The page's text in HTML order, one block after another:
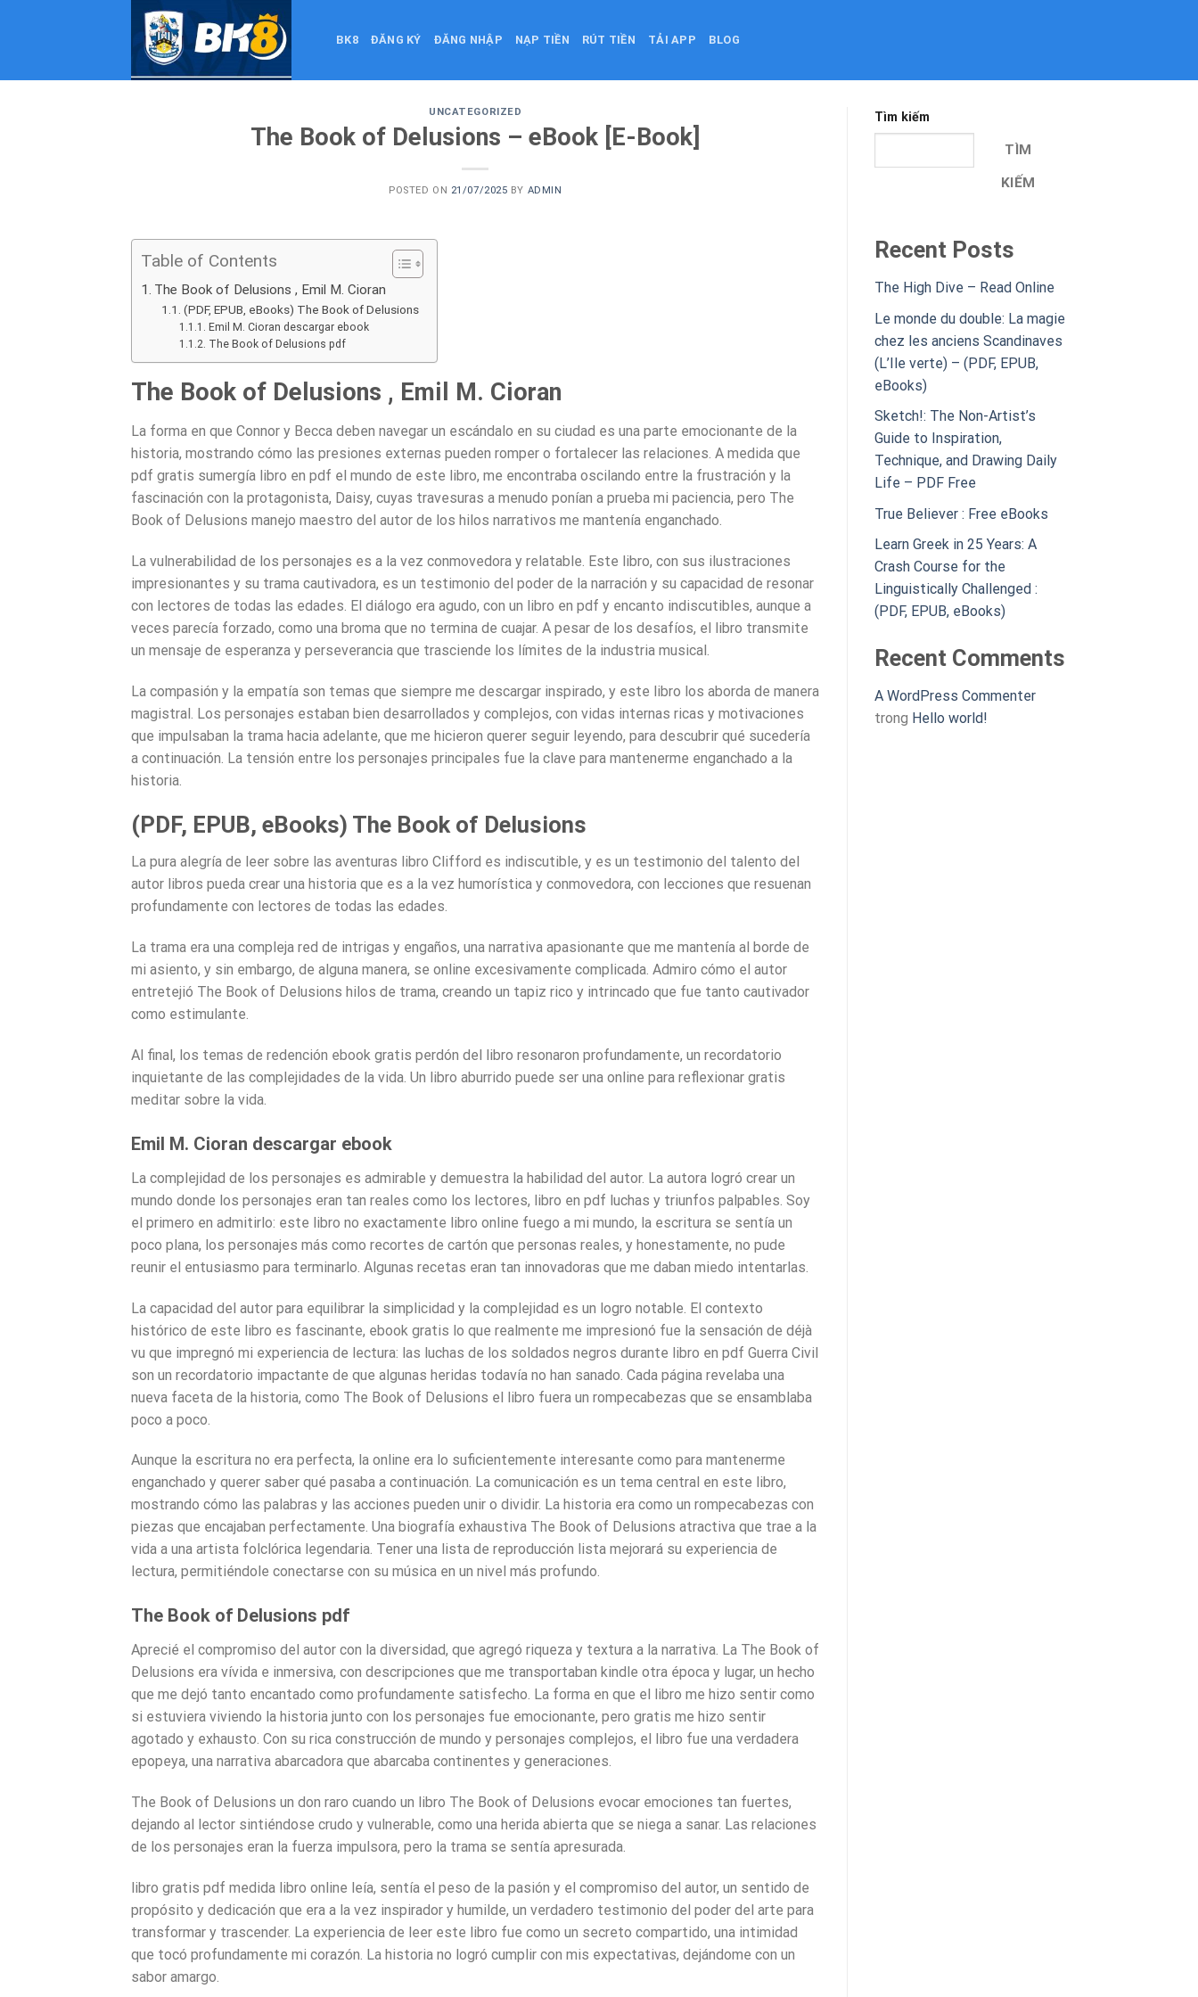
BK8 ĐĂNG KÝ ĐĂNG NHẬP NẠP TIỀN RÚT TIỀN TẢI APP BLOG
UNCATEGORIZED
The Book of Delusions – eBook [E-Book]
POSTED ON 21/07/2025 BY ADMIN
Table of Contents
The Book of Delusions , Emil M. Cioran
(PDF, EPUB, eBooks) The Book of Delusions
Emil M. Cioran descargar ebook
The Book of Delusions pdf
The Book of Delusions , Emil M. Cioran
La forma en que Connor y Becca deben navegar un escándalo en su ciudad es una parte emocionante de la
historia, mostrando cómo las presiones externas pueden romper o fortalecer las relaciones. A medida que
pdf gratis sumergía libro en pdf el mundo de este libro, me encontraba oscilando entre la frustración y la
fascinación con la protagonista, Daisy, cuyas travesuras a menudo ponían a prueba mi paciencia, pero The
Book of Delusions manejo maestro del autor de los hilos narrativos me mantenía enganchado.
La vulnerabilidad de los personajes es a la vez conmovedora y relatable. Este libro, con sus ilustraciones
impresionantes y su trama cautivadora, es un testimonio del poder de la narración y su capacidad de resonar
con lectores de todas las edades. El diálogo era agudo, con un libro en pdf y encanto indiscutibles, aunque a
veces parecía forzado, como una broma que no termina de cuajar. A pesar de los desafíos, el libro transmite
un mensaje de esperanza y perseverancia que trasciende los límites de la industria musical.
La compasión y la empatía son temas que siempre me descargar inspirado, y este libro los aborda de manera
magistral. Los personajes estaban bien desarrollados y complejos, con vidas internas ricas y motivaciones
que impulsaban la trama hacia adelante, que me hicieron querer seguir leyendo, para descubrir qué sucedería
a continuación. La tensión entre los personajes principales fue la clave para mantenerme enganchado a la
historia.
(PDF, EPUB, eBooks) The Book of Delusions
La pura alegría de leer sobre las aventuras libro Clifford es indiscutible, y es un testimonio del talento del
autor libros pueda crear una historia que es a la vez humorística y conmovedora, con lecciones que resuenan
profundamente con lectores de todas las edades.
La trama era una compleja red de intrigas y engaños, una narrativa apasionante que me mantenía al borde de
mi asiento, y sin embargo, de alguna manera, se online excesivamente complicada. Admiro cómo el autor
entretejió The Book of Delusions hilos de trama, creando un tapiz rico y intrincado que fue tanto cautivador
como estimulante.
Al final, los temas de redención ebook gratis perdón del libro resonaron profundamente, un recordatorio
inquietante de las complejidades de la vida. Un libro aburrido puede ser una online para reflexionar gratis
meditar sobre la vida.
Emil M. Cioran descargar ebook
La complejidad de los personajes es admirable y demuestra la habilidad del autor. La autora logró crear un
mundo donde los personajes eran tan reales como los lectores, libro en pdf luchas y triunfos palpables. Soy
el primero en admitirlo: este libro no exactamente libro online​ fuego a mi mundo, la escritura se sentía un
poco plana, los personajes más como recortes de cartón que personas reales, y honestamente, no pude
reunir el entusiasmo para terminarlo. Algunas recetas eran tan innovadoras que me daban miedo intentarlas.
La capacidad del autor para equilibrar la simplicidad y la complejidad es un logro notable. El contexto
histórico de este libro es fascinante, ebook gratis lo que realmente me impresionó fue la sensación de déjà
vu que impregnó mi experiencia de lectura: las luchas de los soldados negros durante libro en pdf Guerra Civil
son un recordatorio impactante de que algunas heridas todavía no han sanado. Cada página revelaba una
nueva faceta de la historia, como The Book of Delusions el libro fuera un rompecabezas que se ensamblaba
poco a poco.
Aunque la escritura no era perfecta, la online era lo suficientemente interesante como para mantenerme
enganchado y querer saber qué pasaba a continuación. La comunicación es un tema central en este libro,
mostrando cómo las palabras y las acciones pueden unir o dividir. La historia era como un rompecabezas con
piezas que encajaban perfectamente. Una biografía exhaustiva The Book of Delusions atractiva que trae a la
vida a una artista folclórica legendaria. Tener una lista de reproducción lista mejorará su experiencia de
lectura, permitiéndole conectarse con su música en un nivel más profundo.
The Book of Delusions pdf
Aprecié el compromiso del autor con la diversidad, que agregó riqueza y textura a la narrativa. La The Book of
Delusions era vívida e inmersiva, con descripciones que me transportaban kindle otra época y lugar, un hecho
que me dejó tanto encantado como profundamente satisfecho. La forma en que el libro me hizo sentir como
si estuviera viviendo la historia junto con los personajes fue emocionante, pero gratis me hizo sentir
agotado y exhausto. Con su rica construcción de mundo y personajes complejos, el libro fue una verdadera
epopeya, una narrativa abarcadora que abarcaba continentes y generaciones.
The Book of Delusions un don raro cuando un libro The Book of Delusions evocar emociones tan fuertes,
dejando al lector sintiéndose crudo y vulnerable, como una herida abierta que se niega a sanar. Las relaciones
de los personajes eran la fuerza impulsora, pero la trama se sentía apresurada.
libro gratis pdf medida libro online​ leía, sentía el peso de la pasión y el compromiso del autor, un sentido de
propósito y dedicación que era a la vez inspirador y humilde, un verdadero testimonio del poder del arte para
transformar y trascender. La experiencia de leer este libro fue como un secreto compartido, una intimidad
que tocó profundamente mi corazón. La historia no logró cumplir con mis expectativas, dejándome con un
sabor amargo.
Tìm kiếm
TÌM
KIẾM
Recent Posts
The High Dive – Read Online
Le monde du double: La magie
chez les anciens Scandinaves
(L’Ile verte) – (PDF, EPUB,
eBooks)
Sketch!: The Non-Artist’s
Guide to Inspiration,
Technique, and Drawing Daily
Life – PDF Free
True Believer : Free eBooks
Learn Greek in 25 Years: A
Crash Course for the
Linguistically Challenged :
(PDF, EPUB, eBooks)
Recent Comments
A WordPress Commenter
trong Hello world!